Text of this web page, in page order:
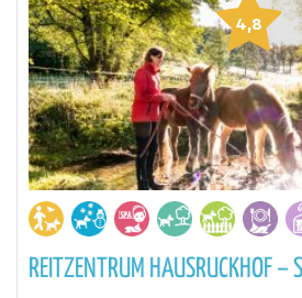
4,8
REITZENTRUM HAUSRUCKHOF –